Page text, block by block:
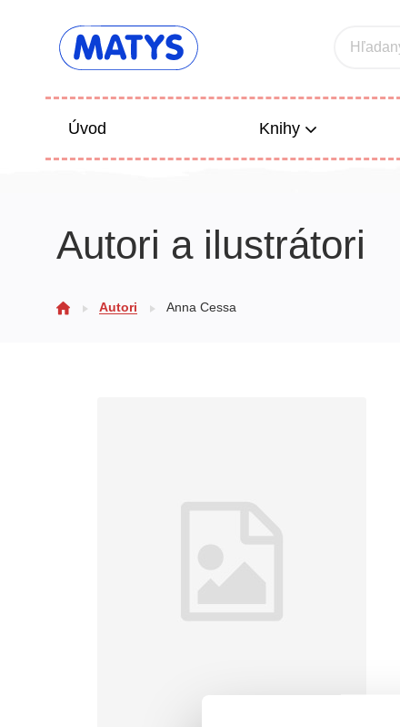
Úvod Knihy
Poézia
Autori a ilustrátori
Autori Anna Cessa